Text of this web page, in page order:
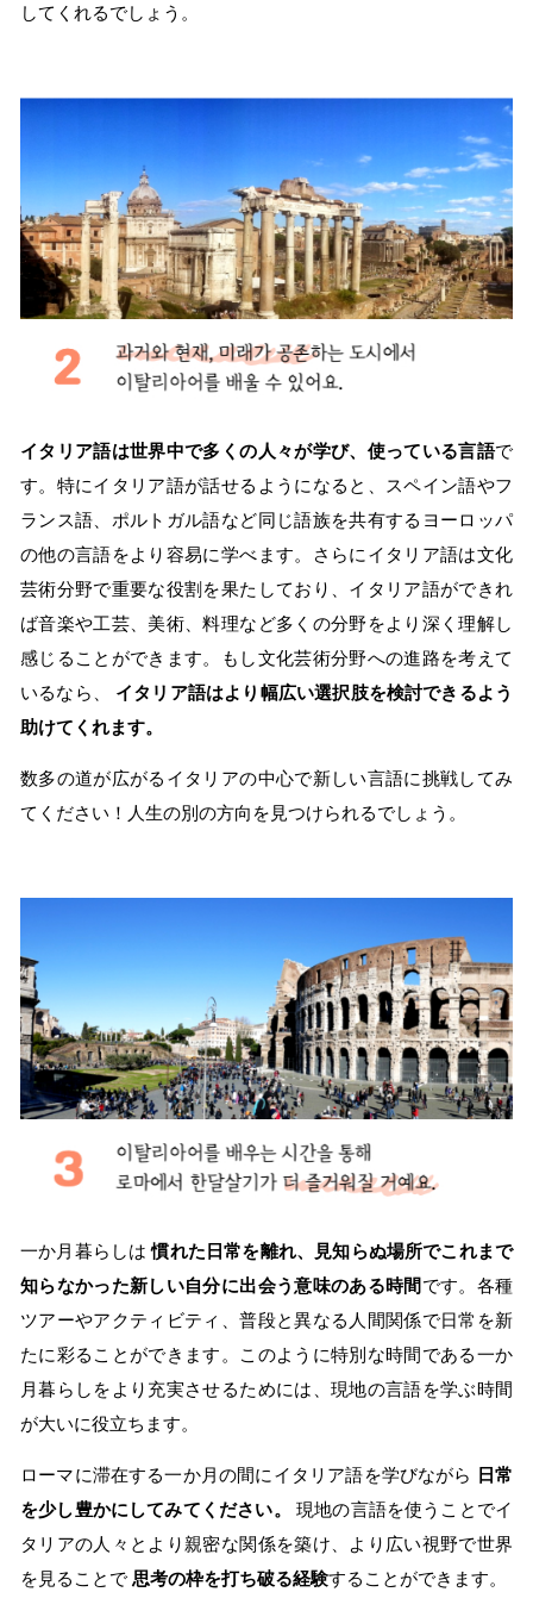
してくれるでしょう。
イタリア語は世界中で多くの人々が学び、使っている言語で
す。特にイタリア語が話せるようになると、スペイン語やフ
ランス語、ポルトガル語など同じ語族を共有するヨーロッパ
の他の言語をより容易に学べます。さらにイタリア語は文化
芸術分野で重要な役割を果たしており、イタリア語ができれ
ば音楽や工芸、美術、料理など多くの分野をより深く理解し
感じることができます。もし文化芸術分野への進路を考えて
いるなら、 イタリア語はより幅広い選択肢を検討できるよう
助けてくれます。
数多の道が広がるイタリアの中心で新しい言語に挑戦してみ
てください！人生の別の方向を見つけられるでしょう。
一か月暮らしは慣れた日常を離れ、見知らぬ場所でこれまで
知らなかった新しい自分に出会う意味のある時間 です。各種
ツアーやアクティビティ、普段と異なる人間関係で日常を新
たに彩ることができます。このように特別な時間である一か
月暮らしをより充実させるためには、現地の言語を学ぶ時間
が大いに役立ちます。
ローマに滞在する一か月の間にイタリア語を学びながら
日常
を少し豊かにしてみてください。
現地の言語を使うことでイ
タリアの人々とより親密な関係を築け、より広い視野で世界
を見ることで 思考の枠を打ち破る経験することができます。